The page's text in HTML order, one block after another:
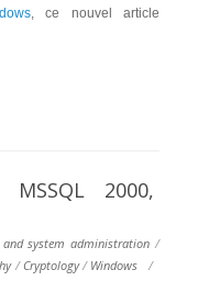
, ce nouvel article
MSSQL 2000,
and system administration /
/ Cryptology/ Windows /